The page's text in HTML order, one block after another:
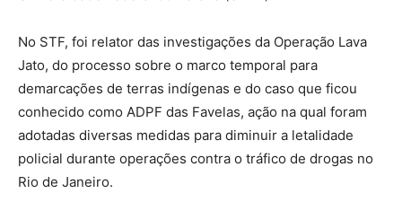
No STF, foi relator das investigações da Operação Lava
Jato, do processo sobre o marco temporal para
demarcações de terras indígenas e do caso que ficou
conhecido como ADPF das Favelas, ação na qual foram
adotadas diversas medidas para diminuir a letalidade
policial durante operações contra o tráfico de drogas no
Rio de Janeiro.